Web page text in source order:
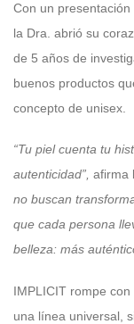
Con un
la Dra. abrió su
de 5 años de
buenos productos
concepto de unisex.
“Tu piel cuenta tu
autenticidad”, afirma
no buscan
que cada persona
belleza: más
IMPLICIT rompe
una línea universal,